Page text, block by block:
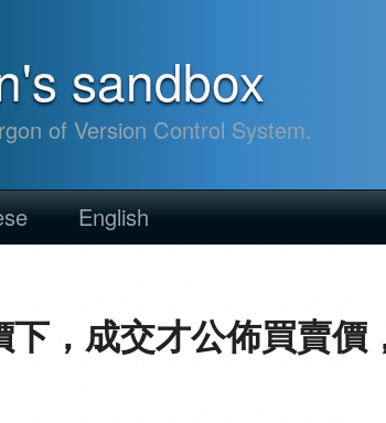
sandbox
of Version Control System.
English
下，成交才公佈買賣價